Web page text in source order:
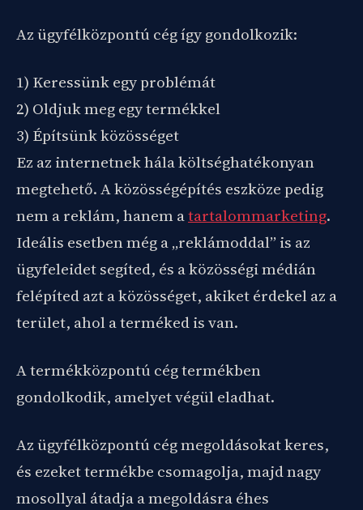
Az ügyfélközpontú cég így gondolkozik:
1) Keressünk egy problémát
2) Oldjuk meg egy termékkel
3) Építsünk közösséget
Ez az internetnek hála költséghatékonyan
megtehető. A közösségépítés eszköze pedig
nem a reklám, hanem atartalommarketing.
Ideális esetben még a „reklámoddal” is az
ügyfeleidet segíted, és a közösségi médián
felépíted azt a közösséget, akiket érdekel az a
terület, ahol a terméked is van.
A termékközpontú cég termékben
gondolkodik, amelyet végül eladhat.
Az ügyfélközpontú cég megoldásokat keres,
és ezeket termékbe csomagolja, majd nagy
mosollyal átadja a megoldásra éhes